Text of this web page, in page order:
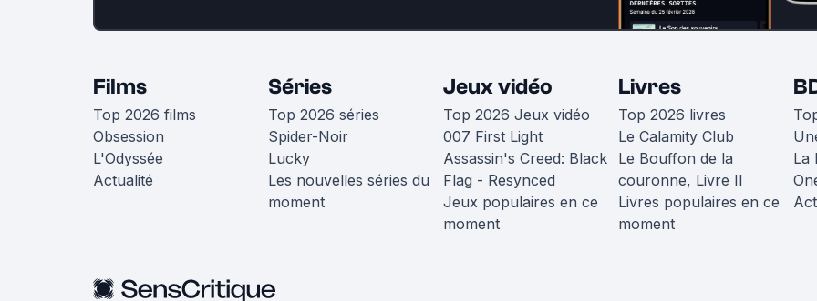
Films
Top 2026 films
Obsession
L'Odyssée
Actualité
Séries
Top 2026 séries
Spider-Noir
Lucky
Les nouvelles séries du
moment
Jeux vidéo
Top 2026 Jeux vidéo
007 First Light
Assassin's Creed: Black
Flag - Resynced
Jeux populaires en ce
moment
Livres
Top 2026 livres
Le Calamity Club
Le Bouffon de la
couronne, Livre II
Livres populaires en ce
moment
La